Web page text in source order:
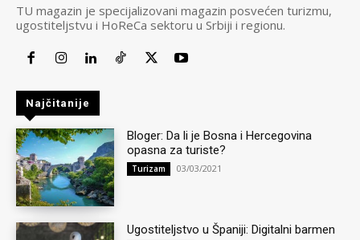
TU magazin je specijalizovani magazin posvećen turizmu,
ugostiteljstvu i HoReCa sektoru u Srbiji i regionu.
Najčitanije
Bloger: Da li je Bosna i Hercegovina
opasna za turiste?
Turizam 03/03/2021
Ugostiteljstvo u Španiji: Digitalni barmen